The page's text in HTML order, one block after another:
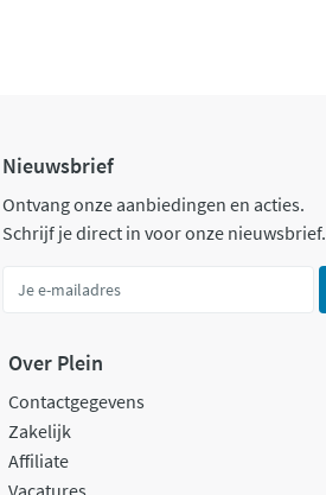
Nieuwsbrief
Ontvang onze aanbiedingen en acties.
Schrijf je direct in voor onze nieuwsbrief.
Over Plein
Contactgegevens
Zakelijk
Affiliate